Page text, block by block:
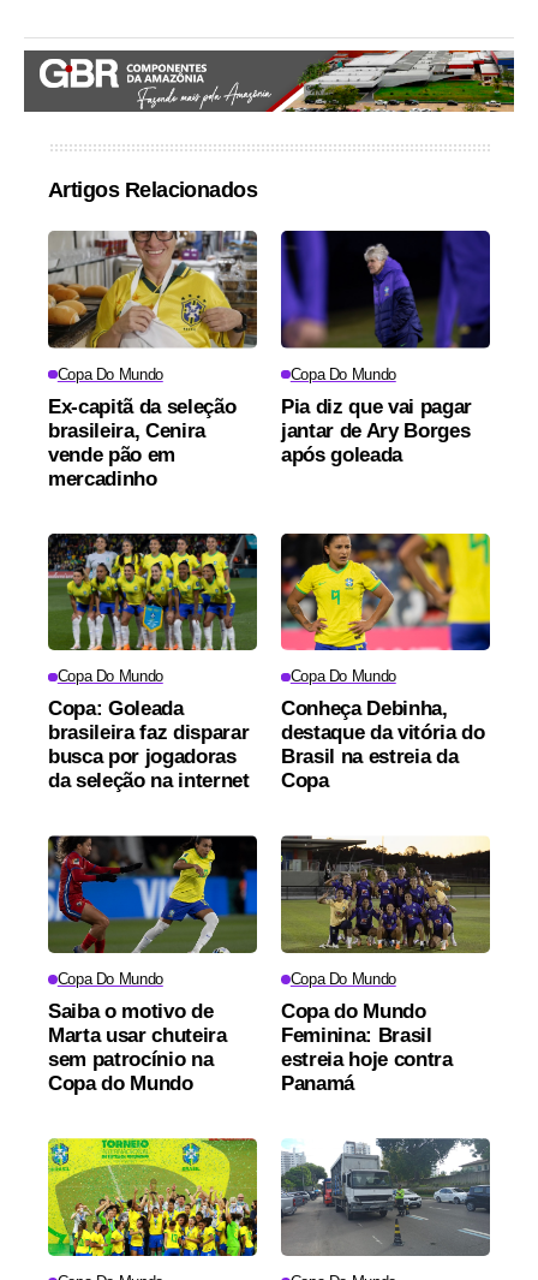
Artigos Relacionados
Copa Do Mundo
Ex-capitã da seleção
brasileira, Cenira
vende pão em
mercadinho
Copa Do Mundo
Pia diz que vai pagar
jantar de Ary Borges
após goleada
Copa Do Mundo
Copa: Goleada
brasileira faz disparar
busca por jogadoras
da seleção na internet
Copa Do Mundo
Conheça Debinha,
destaque da vitória do
Brasil na estreia da
Copa
Copa Do Mundo
Saiba o motivo de
Marta usar chuteira
sem patrocínio na
Copa do Mundo
Copa Do Mundo
Copa do Mundo
Feminina: Brasil
estreia hoje contra
Panamá